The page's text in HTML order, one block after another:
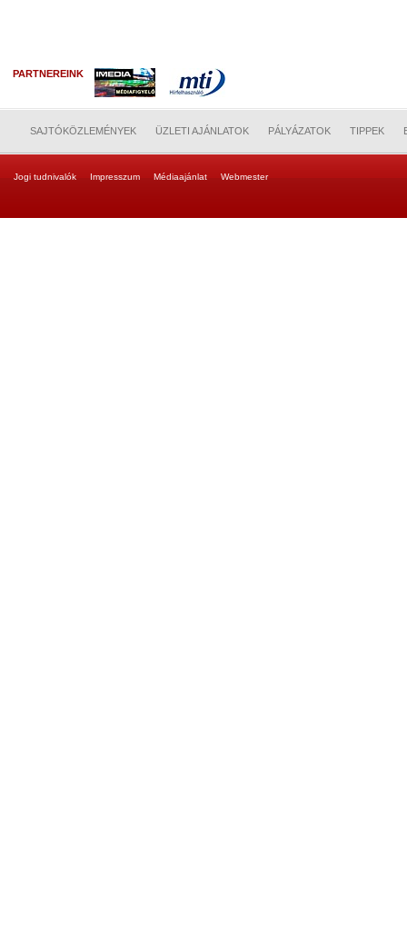
PARTNEREINK
SAJTÓKÖZLEMÉNYEK ÜZLETI AJÁNLATOK PÁLYÁZATOK TIPPEK
Jogi tudnivalók Impresszum Médiaajánlat Webmester